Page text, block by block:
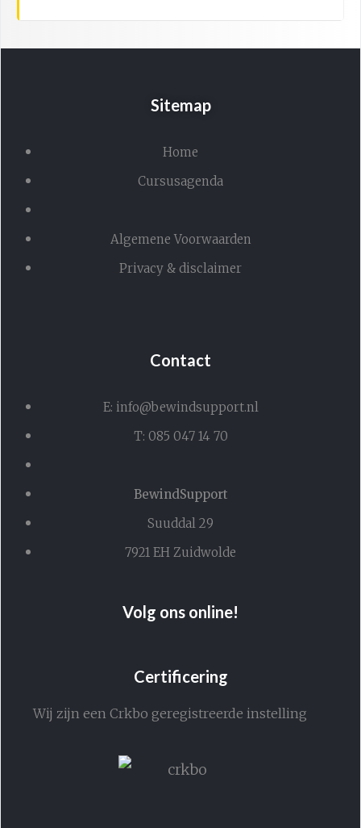
Sitemap
Home
Cursusagenda
Algemene Voorwaarden
Privacy & disclaimer
Contact
E: info@bewindsupport.nl
T: 085 047 14 70
BewindSupport
Suuddal 29
7921 EH Zuidwolde
Volg ons online!
Certificering
Wij zijn een Crkbo geregistreerde instelling